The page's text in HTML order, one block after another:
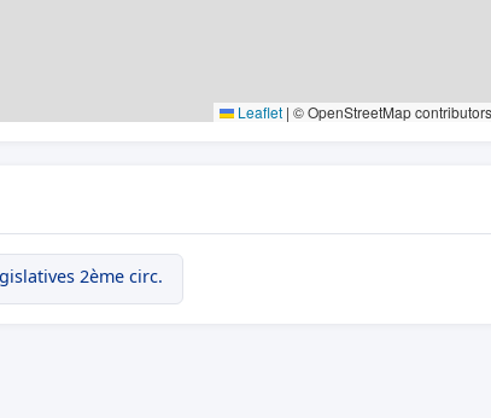
Leaflet | © OpenStreetMap contributors
2ème circ.